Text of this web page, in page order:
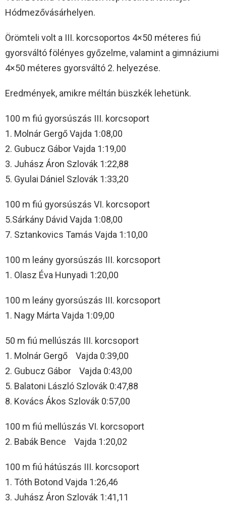
Hódmezővásárhelyen.
Örömteli volt a III. korcsoportos 4×50 méteres fiú
gyorsváltó fölényes győzelme, valamint a gimnáziumi
4×50 méteres gyorsváltó 2. helyezése.
Eredmények, amikre méltán büszkék lehetünk.
100 m fiú gyorsúszás III. korcsoport
1. Molnár Gergő Vajda 1:08,00
2. Gubucz Gábor Vajda 1:19,00
3. Juhász Áron Szlovák 1:22,88
5. Gyulai Dániel Szlovák 1:33,20
100 m fiú gyorsúszás VI. korcsoport
5.Sárkány Dávid Vajda 1:08,00
7. Sztankovics Tamás Vajda 1:10,00
100 m leány gyorsúszás III. korcsoport
1. Olasz Éva Hunyadi 1:20,00
100 m leány gyorsúszás III. korcsoport
1. Nagy Márta Vajda 1:09,00
50 m fiú mellúszás III. korcsoport
1. Molnár Gergő Vajda 0:39,00
2. Gubucz Gábor Vajda 0:43,00
5. Balatoni László Szlovák 0:47,88
8. Kovács Ákos Szlovák 0:57,00
100 m fiú mellúszás VI. korcsoport
2. Babák Bence Vajda 1:20,02
100 m fiú hátúszás III. korcsoport
1. Tóth Botond Vajda 1:26,46
3. Juhász Áron Szlovák 1:41,11